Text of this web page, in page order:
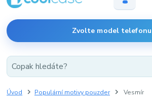
Zvolte model
Úvod Populární motivy pouzder Vesmír